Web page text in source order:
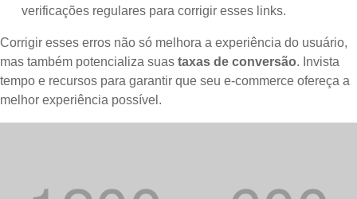
verificações regulares para corrigir esses links.
Corrigir esses erros não só melhora a experiência do usuário,
mas também potencializa suas taxas de conversão. Invista
tempo e recursos para garantir que seu e-commerce ofereça a
melhor experiência possível.